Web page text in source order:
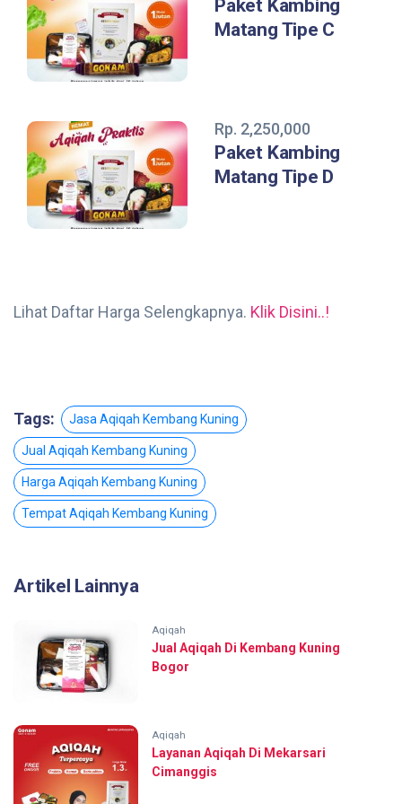
Paket Kambing
Matang Tipe C
Rp. 2,250,000
Paket Kambing
Matang Tipe D
Lihat Daftar Harga Selengkapnya. Klik Disini..!
Tags: Jasa Aqiqah Kembang Kuning
Jual Aqiqah Kembang Kuning
Harga Aqiqah Kembang Kuning
Tempat Aqiqah Kembang Kuning
Artikel Lainnya
Aqiqah
Jual Aqiqah Di Kembang Kuning
Bogor
Aqiqah
Layanan Aqiqah Di Mekarsari
Cimanggis